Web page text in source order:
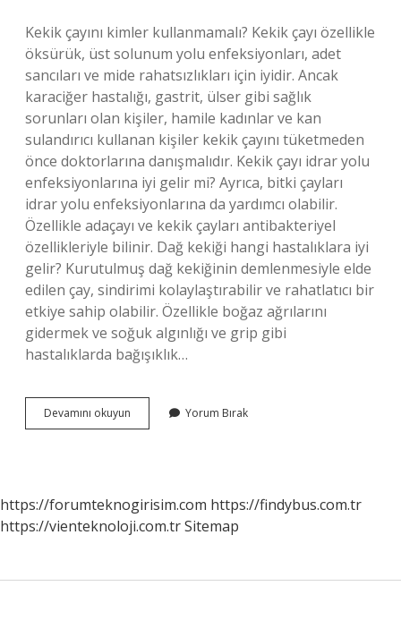
Kekik çayını kimler kullanmamalı? Kekik çayı özellikle
öksürük, üst solunum yolu enfeksiyonları, adet
sancıları ve mide rahatsızlıkları için iyidir. Ancak
karaciğer hastalığı, gastrit, ülser gibi sağlık
sorunları olan kişiler, hamile kadınlar ve kan
sulandırıcı kullanan kişiler kekik çayını tüketmeden
önce doktorlarına danışmalıdır. Kekik çayı idrar yolu
enfeksiyonlarına iyi gelir mi? Ayrıca, bitki çayları
idrar yolu enfeksiyonlarına da yardımcı olabilir.
Özellikle adaçayı ve kekik çayları antibakteriyel
özellikleriyle bilinir. Dağ kekiği hangi hastalıklara iyi
gelir? Kurutulmuş dağ kekiğinin demlenmesiyle elde
edilen çay, sindirimi kolaylaştırabilir ve rahatlatıcı bir
etkiye sahip olabilir. Özellikle boğaz ağrılarını
gidermek ve soğuk algınlığı ve grip gibi
hastalıklarda bağışıklık…
Devamını okuyun
Çayı
Yorum Bırak
https://forumteknogirisim.com https://findybus.com.tr
https://vienteknoloji.com.trSitemap